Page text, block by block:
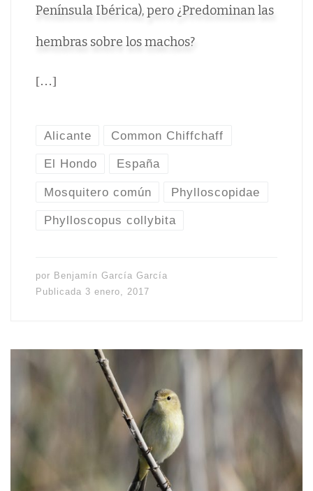
Península Ibérica), pero ¿Predominan las
hembras sobre los machos?
[…]
Alicante Common Chiffchaff
El Hondo España
Mosquitero común Phylloscopidae
Phylloscopus collybita
por Benjamín García García
Publicada 3 enero, 2017